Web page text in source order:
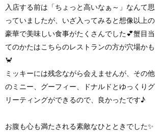
入店する前は「ちょっと高いなぁ～」なんて思
っていましたが、いざ入ってみると想像以上の
豪華で美味しい食事がたくさんでした💕蟹目当
てのかたはこちらのレストランの方が穴場かも
🦀
ミッキーには残念ながら会えませんが、その他
のミニー、グーフィー、ドナルドとゆっくりグ
リーティングができるので、良かったです♪
お腹も心も満たされる素敵なひとときでした✨